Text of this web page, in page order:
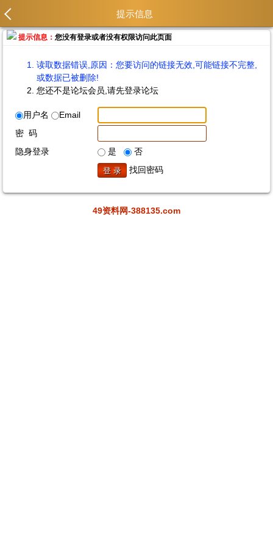
提示信息
提示信息：您没有登录或者没有权限访问此页面
读取数据错误,原因：您要访问的链接无效,可能链接不完整,
或数据已被删除!
您还不是论坛会员,请先登录论坛
用户名
Email
密 码
隐身登录
是
否
找回密码
49资料网-388135.com